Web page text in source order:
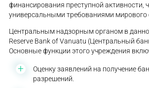
финансирования преступной активности,
универсальными требованиями мирового
Центральным надзорным органом в
Reserve Bank of Vanuatu (Центральный
Основные функции этого учреждения
Оценку заявлений на получение
разрешений.